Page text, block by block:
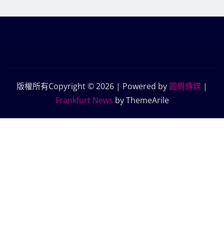
版權所有Copyright © 2026 | Powered by 圓周傳媒 |
Frankfurt News by ThemeArile